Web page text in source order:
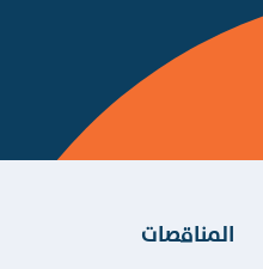
المناقصات